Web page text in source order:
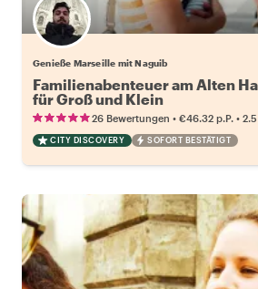
Genieße Marseille mit Naguib
Familienabenteuer am Alten
für Groß und Klein
26 Bewertungen • €46.32 p.P. •
CITY DISCOVERY SOFORT BESTÄTIGT